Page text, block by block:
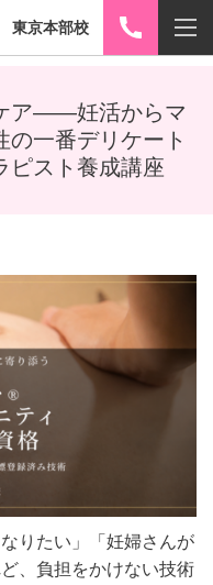
東京本部校
ア——妊活からマ
の一番デリケート
ピスト養成講座
りたい」「妊婦さんが
、負担をかけない技術